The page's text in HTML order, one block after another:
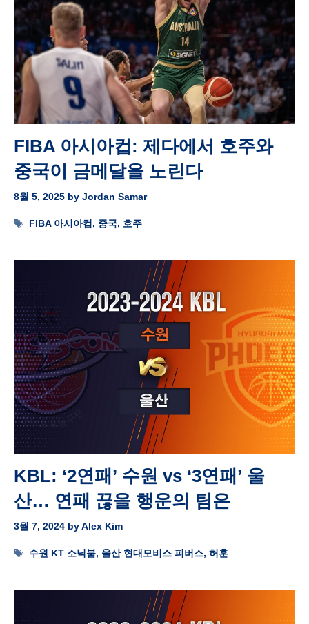
FIBA 아시아컵: 제다에서 호주와
중국이 금메달을 노린다
8월 5, 2025 by Jordan Samar
Tags
FIBA 아시아컵 , 중국, 호주
KBL: ‘2연패’ 수원 vs ‘3연패’ 울
산… 연패 끊을 행운의 팀은
3월 7, 2024 byAlex Kim
Tags
수원 KT 소닉붐, 울산 현대모비스 피버스,허훈